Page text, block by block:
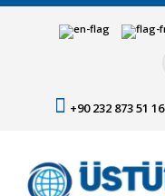
+90 232 873 51 16